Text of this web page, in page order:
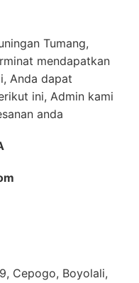
Tumang,
mendapatkan
Anda dapat
ini, Admin kami
anda
Cepogo, Boyolali,